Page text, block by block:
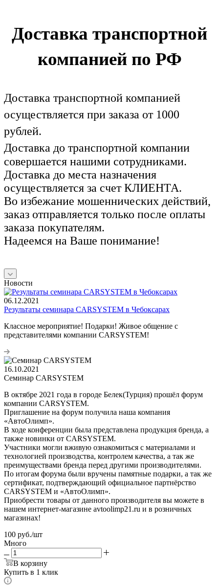
Доставка транспортной
компанией по РФ
Доставка транспортной компанией
осуществляется при заказа от 1000
рублей.
Доставка до транспортной компании
совершается нашими сотрудниками.
Доставка до места назначения
осуществляется за счет КЛИЕНТА.
Во избежание мошеннических действий,
заказ отправляется только после оплаты
заказа покупателям.
Надеемся на Ваше понимание!
Новости
06.12.2021
Результаты семинара CARSYSTEM в Чебоксарах
Классное мероприятие! Подарки! Живое общение с
представителями компании CARSYSTEM!
16.10.2021
Семинар CARSYSTEM
В октябре 2021 года в городе Белек(Турция) прошёл форум
компании CARSYSTEM.
Приглашение на форум получила наша компания
«АвтоОлимп».
В ходе конференции была представлена продукция бренда, а
также новинки от CARSYSTEM.
Участники могли вживую ознакомиться с материалами и
технологией производства, контролем качества, а так же
преимуществами бренда перед другими производителями.
По итогам форума были вручены памятные подарки, а так же
сертификат, подтверждающий официальное партнёрство
CARSYSTEM и «АвтоОлимп».
Приобрести товары от данного производителя вы можете в
нашем интернет-магазине avtoolimp21.ru и в розничных
магазинах!
100 руб./шт
Много
В корзину
Купить в 1 клик